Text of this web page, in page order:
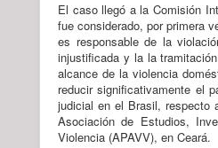
El caso llegó a la Comisión
fue considerado, por primera
es responsable de la
injustificada y la la
alcance de la violencia
reducir significativamente el
judicial en el Brasil, respecto
Asociación de Estudios,
Violencia (APAVV), en Ceará.